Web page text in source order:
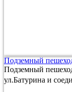
Подземный
Подземный
ул.Батурина и